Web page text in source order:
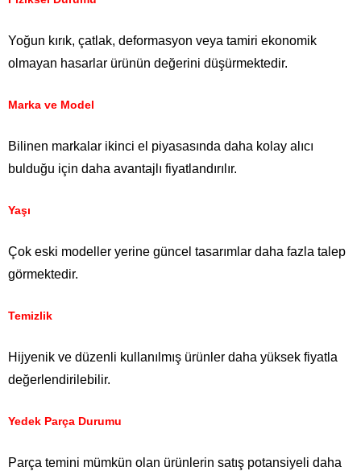
Yoğun kırık, çatlak, deformasyon veya tamiri ekonomik
olmayan hasarlar ürünün değerini düşürmektedir.
Marka ve Model
Bilinen markalar ikinci el piyasasında daha kolay alıcı
bulduğu için daha avantajlı fiyatlandırılır.
Yaşı
Çok eski modeller yerine güncel tasarımlar daha fazla talep
görmektedir.
Temizlik
Hijyenik ve düzenli kullanılmış ürünler daha yüksek fiyatla
değerlendirilebilir.
Yedek Parça Durumu
Parça temini mümkün olan ürünlerin satış potansiyeli daha